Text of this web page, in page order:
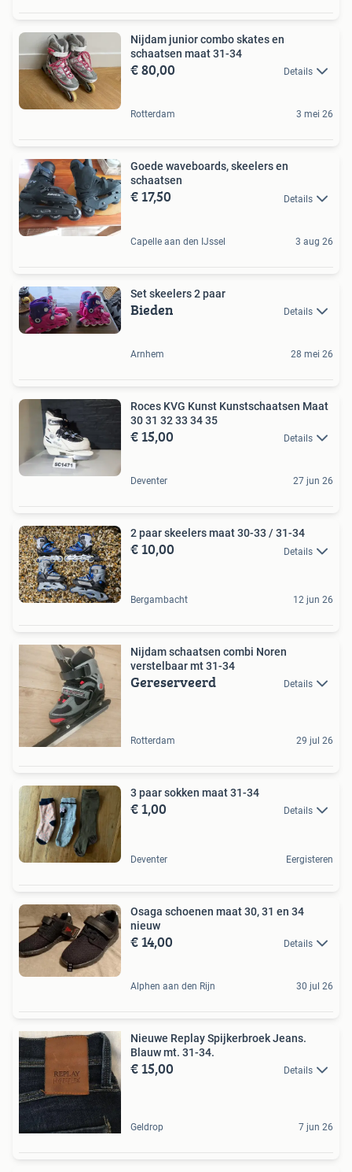
Nijdam junior combo skates en
schaatsen maat 31-34
€ 80,00 Details
Rotterdam 3 mei 26
Goede waveboards, skeelers en
schaatsen
€ 17,50 Details
Capelle aan den IJssel 3 aug 26
Set skeelers 2 paar
Bieden Details
Arnhem 28 mei 26
Roces KVG Kunst Kunstschaatsen Maat
30 31 32 33 34 35
€ 15,00 Details
Deventer 27 jun 26
2 paar skeelers maat 30-33 / 31-34
€ 10,00 Details
Bergambacht 12 jun 26
Nijdam schaatsen combi Noren
verstelbaar mt 31-34
Gereserveerd Details
Rotterdam 29 jul 26
3 paar sokken maat 31-34
€ 1,00 Details
Deventer Eergisteren
Osaga schoenen maat 30, 31 en 34
nieuw
€ 14,00 Details
Alphen aan den Rijn 30 jul 26
Nieuwe Replay Spijkerbroek Jeans.
Blauw mt. 31-34.
€ 15,00 Details
Geldrop 7 jun 26